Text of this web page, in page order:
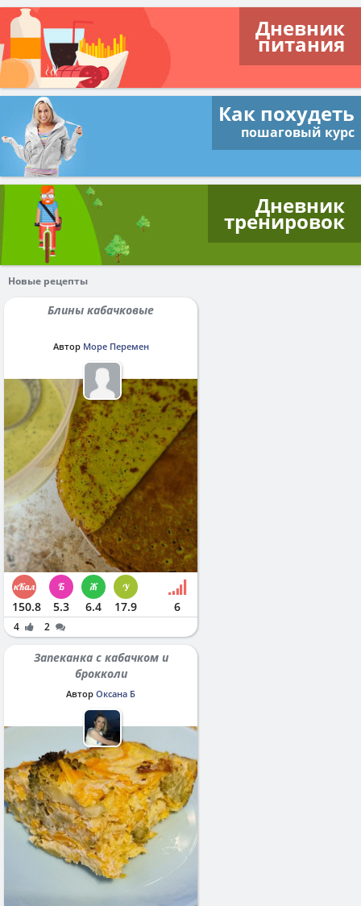
Дневник
питания
Как похудеть
пошаговый курс
Дневник
тренировок
Новые рецепты
Блины кабачковые
Автор Море Перемен
150.8 5.3 6.4 17.9 6
4 2
Запеканка с кабачком и
брокколи
Автор Оксана Б